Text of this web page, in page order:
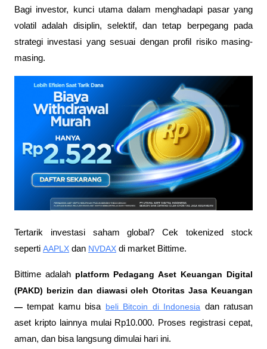
Bagi investor, kunci utama dalam menghadapi pasar yang
volatil adalah disiplin, selektif, dan tetap berpegang pada
strategi investasi yang sesuai dengan profil risiko masing-
masing.
Tertarik investasi saham global? Cek tokenized stock
seperti AAPLX dan NVDAX di market Bittime.
Bittime adalah platform Pedagang Aset Keuangan Digital
(PAKD) berizin dan diawasi oleh Otoritas Jasa Keuangan
— tempat kamu bisa beli Bitcoin di Indonesia dan ratusan
aset kripto lainnya mulai Rp10.000. Proses registrasi cepat,
aman, dan bisa langsung dimulai hari ini.